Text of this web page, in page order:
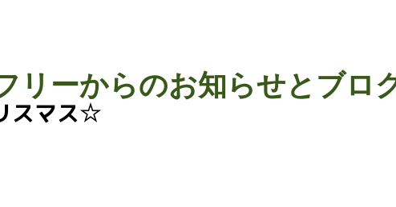
スマス☆
リーからのお知らせとブロ